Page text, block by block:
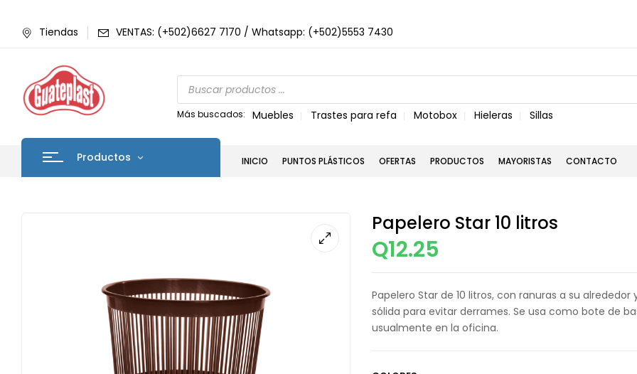
Tiendas VENTAS: (+502)6627 7170 / Whatsapp: (+502)5553 7430
Más buscados: Muebles Trastes para refa Motobox Hieleras Sillas
Productos INICIO PUNTOS PLÁSTICOS OFERTAS PRODUCTOS MAYORISTAS CONTACTO
Papelero Star 10 litros
Q12.25
Papelero Star de 10 litros, con ranuras a su alrededor
sólida para evitar derrames. Se usa como bote de
usualmente en la oficina.